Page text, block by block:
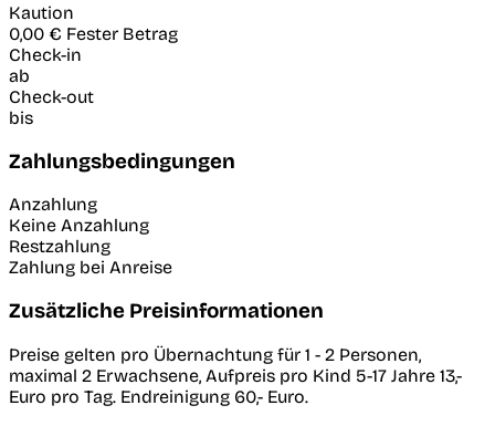
Kaution
0,00 € Fester Betrag
Check-in
ab
Check-out
bis
Zahlungsbedingungen
Anzahlung
Keine Anzahlung
Restzahlung
Zahlung bei Anreise
Zusätzliche Preisinformationen
Preise gelten pro Übernachtung für 1 - 2 Personen,
maximal 2 Erwachsene, Aufpreis pro Kind 5-17 Jahre 13,-
Euro pro Tag. Endreinigung 60,- Euro.